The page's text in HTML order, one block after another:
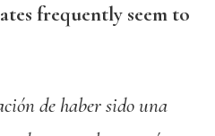
frequently seem to
de haber sido una